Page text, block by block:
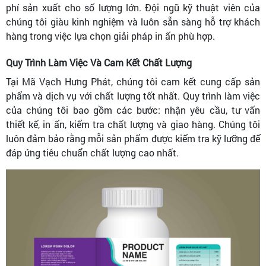
phí sản xuất cho số lượng lớn. Đội ngũ kỹ thuật viên của
chúng tôi giàu kinh nghiệm và luôn sẵn sàng hỗ trợ khách
hàng trong việc lựa chọn giải pháp in ấn phù hợp.
Quy Trình Làm Việc Và Cam Kết Chất Lượng
Tại Mã Vạch Hưng Phát, chúng tôi cam kết cung cấp sản
phẩm và dịch vụ với chất lượng tốt nhất. Quy trình làm việc
của chúng tôi bao gồm các bước: nhận yêu cầu, tư vấn
thiết kế, in ấn, kiểm tra chất lượng và giao hàng. Chúng tôi
luôn đảm bảo rằng mỗi sản phẩm được kiểm tra kỹ lưỡng để
đáp ứng tiêu chuẩn chất lượng cao nhất.